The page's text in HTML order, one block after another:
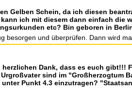
Gelben Schein, da ich diesen
ich mit diesem dann einfach die
etc? Bin geboren in
besorgen und überprüfen. Dann wird
herzlichen Dank, dass es euch
sind im "Großherzogtum
unter Punkt 4.3 einzutragen?